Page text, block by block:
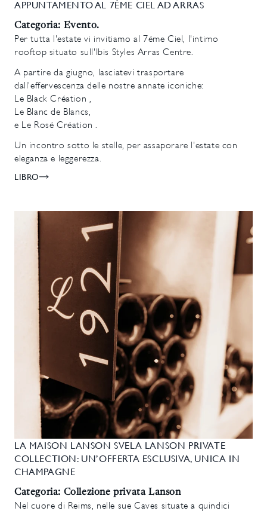
APPUNTAMENTO AL 7ÉME CIEL AD ARRAS
Categoria: Evento.
Per tutta l'estate vi invitiamo al 7éme Ciel, l'intimo
rooftop situato sull'Ibis Styles Arras Centre.
A partire da giugno, lasciatevi trasportare
dall'effervescenza delle nostre annate iconiche:
Le Black Création ,
Le Blanc de Blancs,
e Le Rosé Création .
Un incontro sotto le stelle, per assaporare l'estate con
eleganza e leggerezza.
LIBRO
LA MAISON LANSON SVELA LANSON PRIVATE
COLLECTION: UN’OFFERTA ESCLUSIVA, UNICA IN
CHAMPAGNE
Categoria: Collezione privata Lanson
Nel cuore di Reims, nelle sue Caves situate a quindici